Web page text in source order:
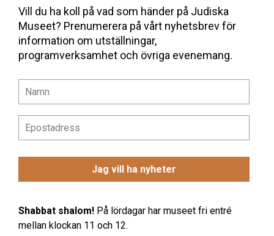
Vill du ha koll på vad som händer på Judiska
Museet? Prenumerera på vårt nyhetsbrev för
information om utställningar,
programverksamhet och övriga evenemang.
Shabbat shalom! På lördagar har museet fri entré
mellan klockan 11 och 12.